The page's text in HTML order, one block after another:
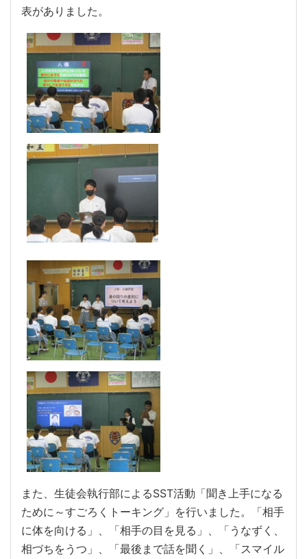
表がありました。
また、生徒会執行部によるSST活動「聞き上手になる
ために～すごろくトーキング」を行いました。「相手
に体を向ける」、「相手の目を見る」、「うなずく、
相づちをうつ」、「最後まで話を聞く」、「スマイル